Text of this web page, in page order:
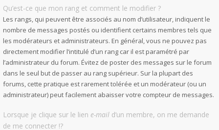
Qu’est-ce que mon rang et comment le modifier ?
Les rangs, qui peuvent être associés au nom d’utilisateur, indiquent le
nombre de messages postés ou identifient certains membres tels que
les modérateurs et administrateurs. En général, vous ne pouvez pas
directement modifier l’intitulé d’un rang car il est paramétré par
l’administrateur du forum. Évitez de poster des messages sur le forum
dans le seul but de passer au rang supérieur. Sur la plupart des
forums, cette pratique est rarement tolérée et un modérateur (ou un
administrateur) peut facilement abaisser votre compteur de messages.
Lorsque je clique sur le lien e-mail d’un membre, on me demande
de me connecter !?